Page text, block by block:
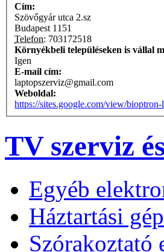
Cím:
Szövőgyár utca 2.sz
Budapest 1151
Telefon: 703172518
Környékbeli településeken is vállal
Igen
E-mail cím:
laptopszerviz@gmail.com
Weboldal:
https://sites.google.com/view/
TV szerviz
Egyéb
Háztartási gép
Szórakoztató